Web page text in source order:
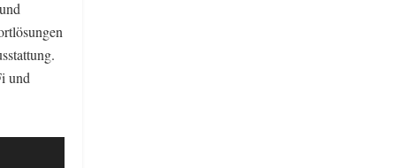
und